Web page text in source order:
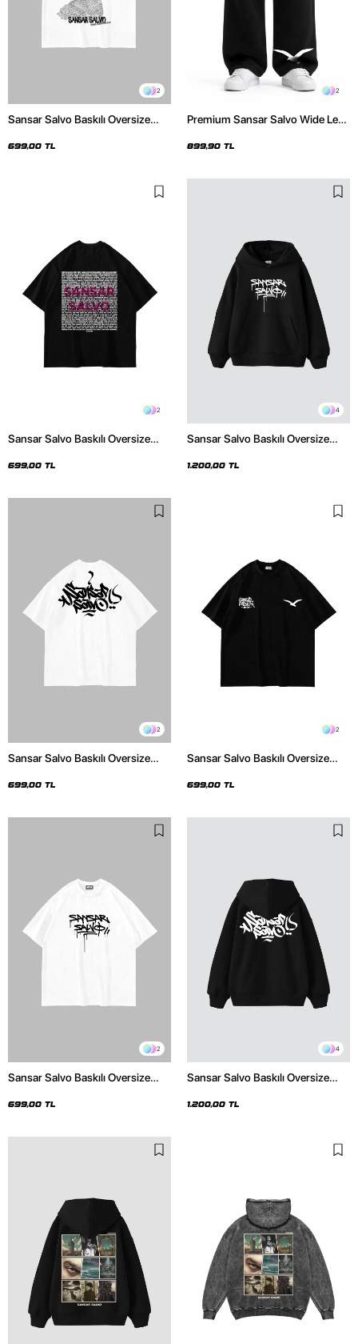
2
Sansar Salvo Baskılı Oversize
699,00 TL
2
Premium Sansar Salvo Wide Leg
899,90 TL
2
Sansar Salvo Baskılı Oversize
699,00 TL
4
Sansar Salvo Baskılı Oversize
1.200,00 TL
2
Sansar Salvo Baskılı Oversize
699,00 TL
2
Sansar Salvo Baskılı Oversize
699,00 TL
2
Sansar Salvo Baskılı Oversize
699,00 TL
4
Sansar Salvo Baskılı Oversize
1.200,00 TL